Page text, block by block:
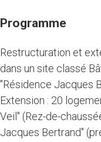
Programme
Restructuration et
dans un site classé
"Résidence Jacques
Extension : 20
Veil" (Rez-de-
Jacques Bertrand"